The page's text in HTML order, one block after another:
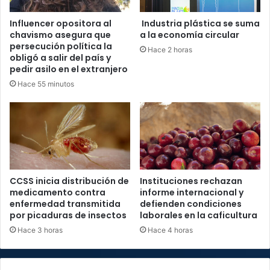
Influencer opositora al
chavismo asegura que
persecución política la
obligó a salir del país y
pedir asilo en el extranjero
Hace 55 minutos
Industria plástica se suma
a la economía circular
Hace 2 horas
CCSS inicia distribución de
medicamento contra
enfermedad transmitida
por picaduras de insectos
Hace 3 horas
Instituciones rechazan
informe internacional y
defienden condiciones
laborales en la caficultura
Hace 4 horas